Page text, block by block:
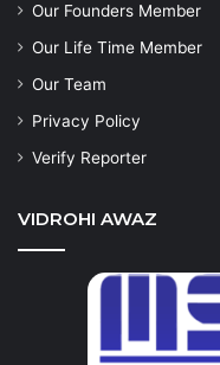
Our Founders Member
Our Life Time Member
Our Team
Privacy Policy
Verify Reporter
VIDROHI AWAZ